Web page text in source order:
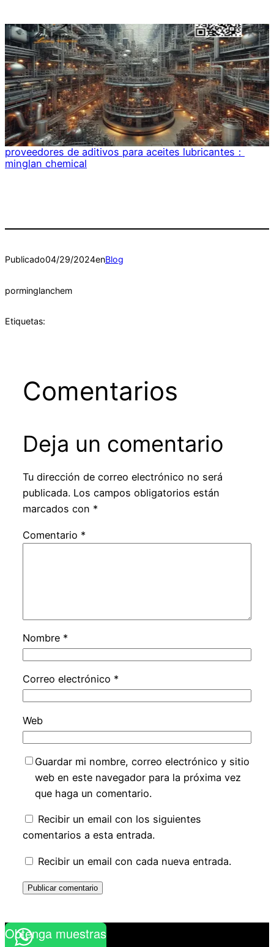
proveedores de aditivos para aceites lubricantes：
minglan chemical
Publicado04/29/2024enBlog
porminglanchem
Etiquetas:
Comentarios
Deja un comentario
Tu dirección de correo electrónico no será
publicada. Los campos obligatorios están
marcados con *
Comentario *
Nombre *
Correo electrónico *
Web
Guardar mi nombre, correo electrónico y sitio
web en este navegador para la próxima vez
que haga un comentario.
Recibir un email con los siguientes
comentarios a esta entrada.
Recibir un email con cada nueva entrada.
Obtenga muestras